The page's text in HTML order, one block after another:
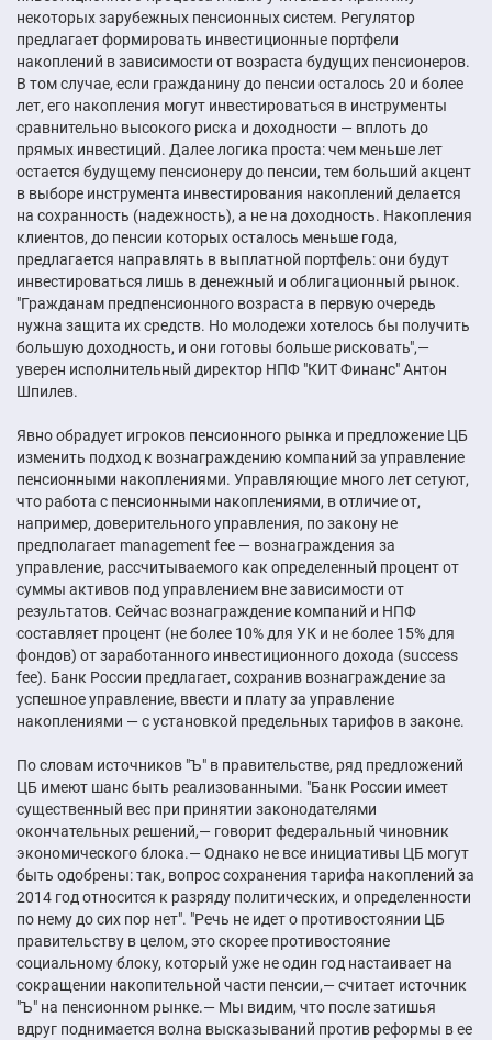
некоторых зарубежных пенсионных систем. Регулятор
предлагает формировать инвестиционные портфели
накоплений в зависимости от возраста будущих пенсионеров.
В том случае, если гражданину до пенсии осталось 20 и более
лет, его накопления могут инвестироваться в инструменты
сравнительно высокого риска и доходности — вплоть до
прямых инвестиций. Далее логика проста: чем меньше лет
остается будущему пенсионеру до пенсии, тем больший акцент
в выборе инструмента инвестирования накоплений делается
на сохранность (надежность), а не на доходность. Накопления
клиентов, до пенсии которых осталось меньше года,
предлагается направлять в выплатной портфель: они будут
инвестироваться лишь в денежный и облигационный рынок.
"Гражданам предпенсионного возраста в первую очередь
нужна защита их средств. Но молодежи хотелось бы получить
большую доходность, и они готовы больше рисковать",—
уверен исполнительный директор НПФ "КИТ Финанс" Антон
Шпилев.
Явно обрадует игроков пенсионного рынка и предложение ЦБ
изменить подход к вознаграждению компаний за управление
пенсионными накоплениями. Управляющие много лет сетуют,
что работа с пенсионными накоплениями, в отличие от,
например, доверительного управления, по закону не
предполагает management fee — вознаграждения за
управление, рассчитываемого как определенный процент от
суммы активов под управлением вне зависимости от
результатов. Сейчас вознаграждение компаний и НПФ
составляет процент (не более 10% для УК и не более 15% для
фондов) от заработанного инвестиционного дохода (success
fee). Банк России предлагает, сохранив вознаграждение за
успешное управление, ввести и плату за управление
накоплениями — с установкой предельных тарифов в законе.
По словам источников "Ъ" в правительстве, ряд предложений
ЦБ имеют шанс быть реализованными. "Банк России имеет
существенный вес при принятии законодателями
окончательных решений,— говорит федеральный чиновник
экономического блока.— Однако не все инициативы ЦБ могут
быть одобрены: так, вопрос сохранения тарифа накоплений за
2014 год относится к разряду политических, и определенности
по нему до сих пор нет". "Речь не идет о противостоянии ЦБ
правительству в целом, это скорее противостояние
социальному блоку, который уже не один год настаивает на
сокращении накопительной части пенсии,— считает источник
"Ъ" на пенсионном рынке.— Мы видим, что после затишья
вдруг поднимается волна высказываний против реформы в ее